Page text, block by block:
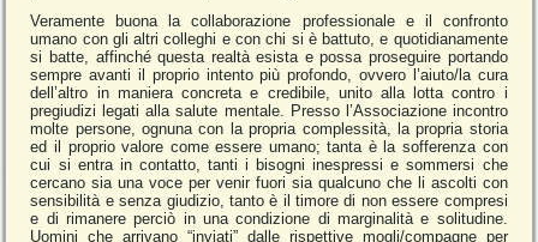
Veramente buona la collaborazione professionale e il confronto
umano con gli altri colleghi e con chi si è battuto, e quotidianamente
si batte, affinché questa realtà esista e possa proseguire portando
sempre avanti il proprio intento più profondo, ovvero l’aiuto/la cura
dell’altro in maniera concreta e credibile, unito alla lotta contro i
pregiudizi legati alla salute mentale. Presso l’Associazione incontro
molte persone, ognuna con la propria complessità, la propria storia
ed il proprio valore come essere umano; tanta è la sofferenza con
cui si entra in contatto, tanti i bisogni inespressi e sommersi che
cercano sia una voce per venir fuori sia qualcuno che li ascolti con
sensibilità e senza giudizio, tanto è il timore di non essere compresi
e di rimanere perciò in una condizione di marginalità e solitudine.
Uomini che arrivano “inviati” dalle rispettive mogli/compagne per